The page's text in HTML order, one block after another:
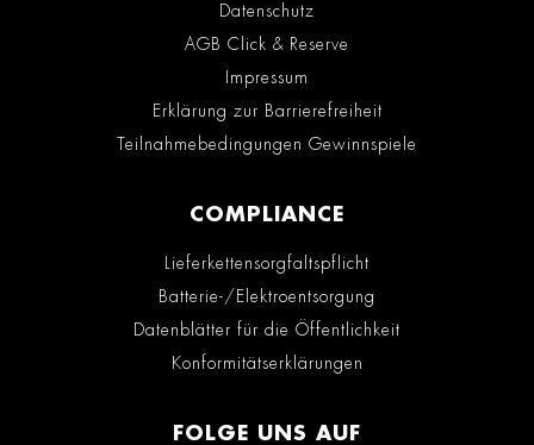
Datenschutz
AGB Click & Reserve
Impressum
Erklärung zur Barrierefreiheit
Teilnahmebedingungen Gewinnspiele
COMPLIANCE
Lieferkettensorgfaltspflicht
Batterie-/Elektroentsorgung
Datenblätter für die Öffentlichkeit
Konformitätserklärungen
FOLGE UNS AUF